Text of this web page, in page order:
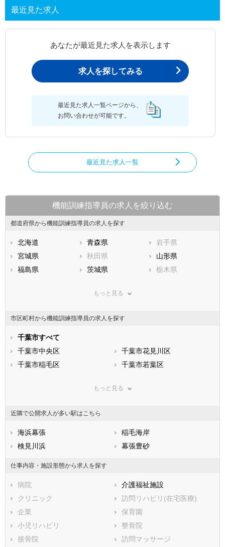
最近見た求人
あなたが最近見た求人を表示します
求人を探してみる
最近見た求人一覧ページから、
お問い合わせが可能です。
最近見た求人一覧
機能訓練指導員の求人を絞り込む
都道府県から機能訓練指導員の求人を探す
北海道 青森県
岩手県
宮城県
秋田県
山形県
福島県
茨城県
栃木県
神奈川県
石川県
福井県
静岡県
滋賀県
大阪府
兵庫県
和歌山県
山口県
福岡県
佐賀県
熊本県
鹿児島県
もっと見る
市区町村から機能訓練指導員の求人を探す
千葉市すべて
千葉市中央区
千葉市花見川区
千葉市稲毛区
千葉市若葉区
船橋市
木更津市
松戸市
野田市
茂原市
習志野市
柏市
勝浦市
市原市
流山市
八千代市
我孫子市
鴨川市
鎌ケ谷市
君津市
もっと見る
近隣で公開求人が多い駅はこちら
海浜幕張
稲毛海岸
検見川浜
幕張豊砂
仕事内容・施設形態から求人を探す
病院
介護福祉施設
クリニック
訪問リハビリ(在宅医療)
企業
保育園
小児リハビリ
整骨院
接骨院
訪問マッサージ